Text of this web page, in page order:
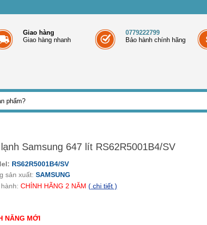
Giao hàng
Giao hàng nhanh
0779222799
Bảo hành chính hãng
Samsung 647 lít RS62R5001B4/SV
RS62R5001B4/SV
sản xuất: SAMSUNG
CHÍNH HÃNG 2 NĂM ( chi tiết )
NĂNG MỚI